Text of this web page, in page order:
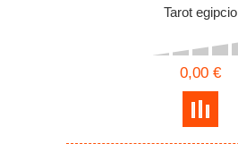
Tarot egipcio
0,00 €